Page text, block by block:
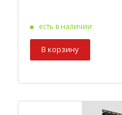
есть в наличии
В корзину